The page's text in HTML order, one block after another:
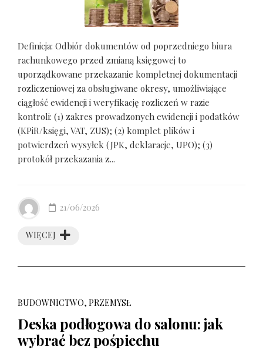
Definicja: Odbiór dokumentów od poprzedniego biura
rachunkowego przed zmianą księgowej to
uporządkowane przekazanie kompletnej dokumentacji
rozliczeniowej za obsługiwane okresy, umożliwiające
ciągłość ewidencji i weryfikację rozliczeń w razie
kontroli: (1) zakres prowadzonych ewidencji i podatków
(KPiR/księgi, VAT, ZUS); (2) komplet plików i
potwierdzeń wysyłek (JPK, deklaracje, UPO); (3)
protokół przekazania z...
WIĘCEJ
21/06/2026
BUDOWNICTWO, PRZEMYSŁ
Deska podłogowa do salonu: jak
wybrać bez pośpiechu